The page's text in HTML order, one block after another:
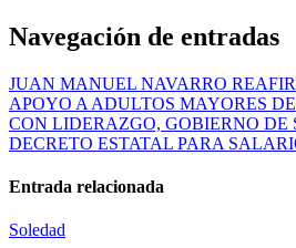
Navegación de entradas
JUAN MANUEL NAVARRO
APOYO A ADULTOS MAYORES
CON LIDERAZGO, GOBIERNO DE
DECRETO ESTATAL PARA
Entrada relacionada
Soledad